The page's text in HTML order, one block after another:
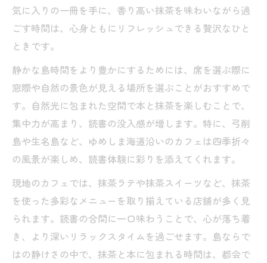
気に入りの一冊を手に、香り高い抹茶を味わいながら過
ごす時間は、心身ともにリフレッシュできる贅沢なひと
ときです。
静かな島時間をより豊かにするためには、席を選ぶ際に
窓際や自然の景色が見える場所を選ぶことがおすすめで
す。自然光に包まれた空間で本と抹茶を楽しむことで、
集中力が高まり、読書の没入感が増します。特に、弓削
島や生名島など、ゆめしま海道沿いのカフェは四季折々
の風景が楽しめ、読書体験に彩りを添えてくれます。
現地のカフェでは、抹茶ラテや抹茶スイーツなど、抹茶
を使った多彩なメニューを取り揃えている店舗が多く見
られます。読書の合間に一口味わうことで、心が落ち着
き、より深いリラックスタイムを過ごせます。島ならで
はの静けさの中で、抹茶と本に包まれる時間は、都会で